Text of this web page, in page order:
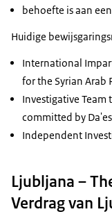
behoefte is aan
Huidige
International
for the Syrian Arab
Investigative
committed by
Independent
Ljubljana –
Verdrag van